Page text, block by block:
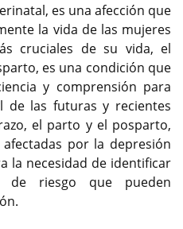
es una afección que
la vida de las mujeres
cruciales de su vida, el
es una condición que
y comprensión para
de las futuras y recientes
el parto y el posparto,
por la depresión
la necesidad de identificar
riesgo que pueden